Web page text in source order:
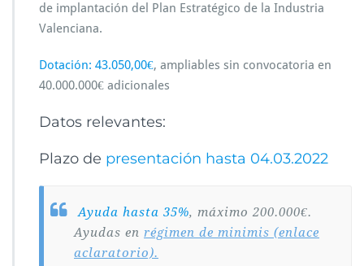
de implantación del Plan Estratégico de la Industria
Valenciana.
Dotación: 43.050,00€, ampliables sin convocatoria en
40.000.000€ adicionales
Datos relevantes:
Plazo de presentación hasta 04.03.2022
Ayuda hasta 35%, máximo 200.000€.
Ayudas en régimen de minimis (enlace
aclaratorio).